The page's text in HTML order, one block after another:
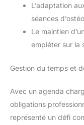
L’adaptation
séances
Le maintien
empiéter sur la
Gestion du temps et
Avec un agenda
obligations
représenté un défi